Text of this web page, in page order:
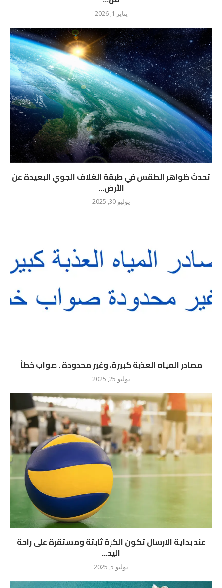
يناير 1, 2026
تحدث ظواهر الطقس في طبقة الغلاف الجوي البعيدة عن
الأرض...
يوليو 30, 2025
مصادر المياه العذبة كبيرة، وغير محدودة . صواب خطأ
يوليو 25, 2025
عند بداية الارسال تكون الكرة ثابتة ومستقرة على راحة
اليد...
يوليو 5, 2025